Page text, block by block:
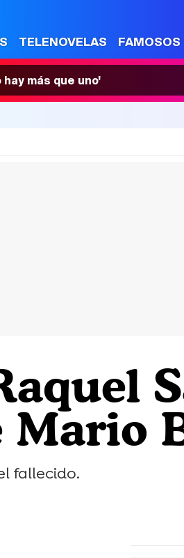
TELENOVELAS FAMOSOS
más que uno'
Mario
fallecido.